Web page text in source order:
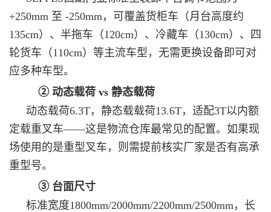
+250mm 至 -250mm，可覆盖货柜车（月台高度约
135cm）、半拖车（120cm）、冷藏车（130cm）、四
轮货车（110cm）等主流车型，无需更换设备即可对
应多种车型。
② 动态载荷 vs 静态载荷
动态载荷6.3T，静态载载荷13.6T，适配3T以内额
定载重叉车——这是物流仓库最常见的配置。如果现
场使用的是重型叉车，则需提前核实厂家是否有高承
重型号。
③ 台面尺寸
标准宽度1800mm/2000mm/2200mm/2500mm，长